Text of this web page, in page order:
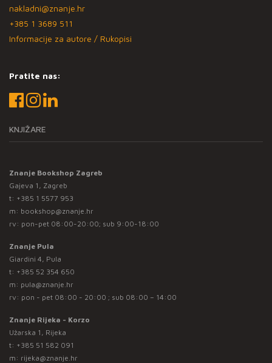
nakladni@znanje.hr
+385 1 3689 511
Informacije za autore / Rukopisi
Pratite nas:
KNJIŽARE
Znanje Bookshop Zagreb
Gajeva 1, Zagreb
t: +385 1 5577 953
m: bookshop@znanje.hr
rv: pon-pet 08:00-20:00; sub 9:00-18:00
Znanje Pula
Giardini 4, Pula
t: +385 52 354 650
m: pula@znanje.hr
rv: pon - pet 08:00 - 20:00 ; sub 08:00 – 14:00
Znanje Rijeka - Korzo
Užarska 1, Rijeka
t: +385 51 582 091
m: rijeka@znanje.hr